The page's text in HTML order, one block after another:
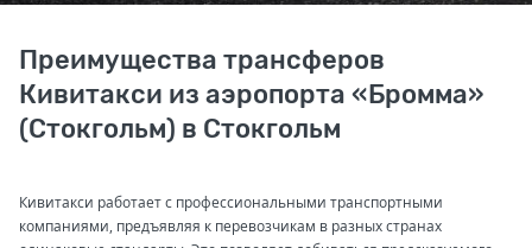
Преимущества трансферов
Кивитакси из аэропорта «Бромма»
(Стокгольм) в Стокгольм
Кивитакси работает с профессиональными транспортными
компаниями, предъявляя к перевозчикам в разных странах